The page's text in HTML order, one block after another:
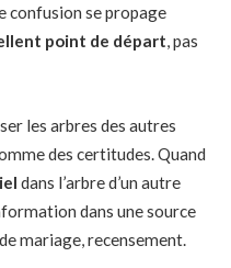
confusion se propage
point de départ, pas
les arbres des autres
des certitudes. Quand
dans l’arbre d’un autre
dans une source
mariage, recensement.